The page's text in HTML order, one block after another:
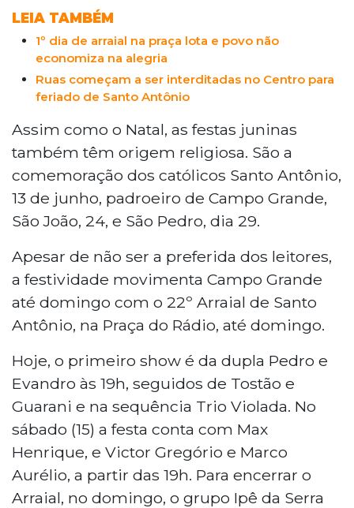
LEIA TAMBÉM
1º dia de arraial na praça lota e povo não
economiza na alegria
Ruas começam a ser interditadas no Centro para
feriado de Santo Antônio
Assim como o Natal, as festas juninas
também têm origem religiosa. São a
comemoração dos católicos Santo Antônio,
13 de junho, padroeiro de Campo Grande,
São João, 24, e São Pedro, dia 29.
Apesar de não ser a preferida dos leitores,
a festividade movimenta Campo Grande
até domingo com o 22º Arraial de Santo
Antônio, na Praça do Rádio, até domingo.
Hoje, o primeiro show é da dupla Pedro e
Evandro às 19h, seguidos de Tostão e
Guarani e na sequência Trio Violada. No
sábado (15) a festa conta com Max
Henrique, e Victor Gregório e Marco
Aurélio, a partir das 19h. Para encerrar o
Arraial, no domingo, o grupo Ipê da Serra